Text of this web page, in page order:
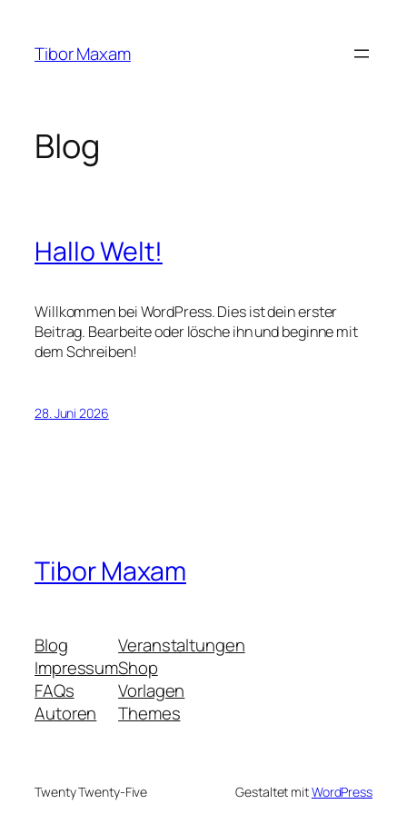
springen
Tibor Maxam
Blog
Hallo Welt!
Willkommen bei WordPress. Dies ist dein erster
Beitrag. Bearbeite oder lösche ihn und beginne mit
dem Schreiben!
28. Juni 2026
Tibor Maxam
Blog
Impressum
FAQs
Autoren
Veranstaltungen
Shop
Vorlagen
Themes
Twenty Twenty-Five Gestaltet mitWordPress